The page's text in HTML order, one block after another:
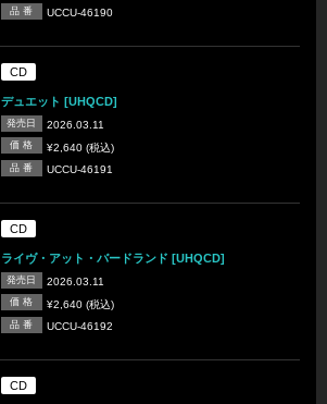
品 番 UCCU-46190
CD
デュエット [UHQCD]
発売日 2026.03.11
価 格 ¥2,640 (税込)
品 番 UCCU-46191
CD
ライヴ・アット・バードランド [UHQCD]
発売日 2026.03.11
価 格 ¥2,640 (税込)
品 番 UCCU-46192
CD